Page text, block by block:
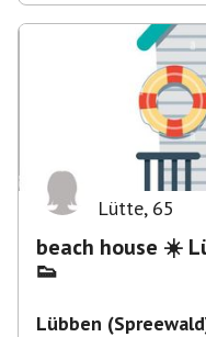
Lütte, 65
beach house ☀️
👟
Lübben